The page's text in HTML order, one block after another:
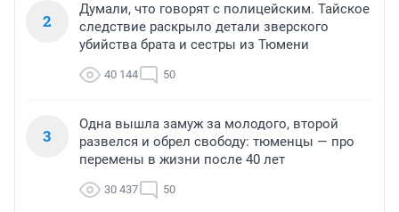
2
Думали, что говорят с полицейским. Тайское
следствие раскрыло детали зверского
убийства брата и сестры из Тюмени
40 144 50
3
Одна вышла замуж за молодого, второй
развелся и обрел свободу: тюменцы — про
перемены в жизни после 40 лет
30 437 50